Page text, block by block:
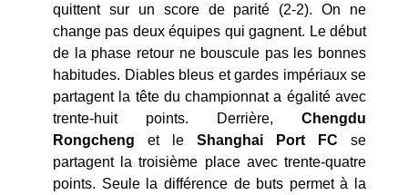
quittent sur un score de parité (2-2). On ne
change pas deux équipes qui gagnent. Le début
de la phase retour ne bouscule pas les bonnes
habitudes. Diables bleus et gardes impériaux se
partagent la tête du championnat a égalité avec
trente-huit points. Derrière, Chengdu
Rongcheng et le Shanghai Port FC se
partagent la troisième place avec trente-quatre
points. Seule la différence de buts permet à la